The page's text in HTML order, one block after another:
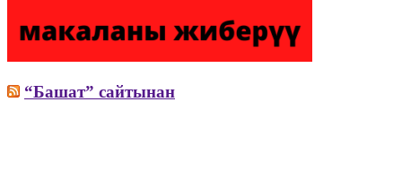
“Башат” сайтынан